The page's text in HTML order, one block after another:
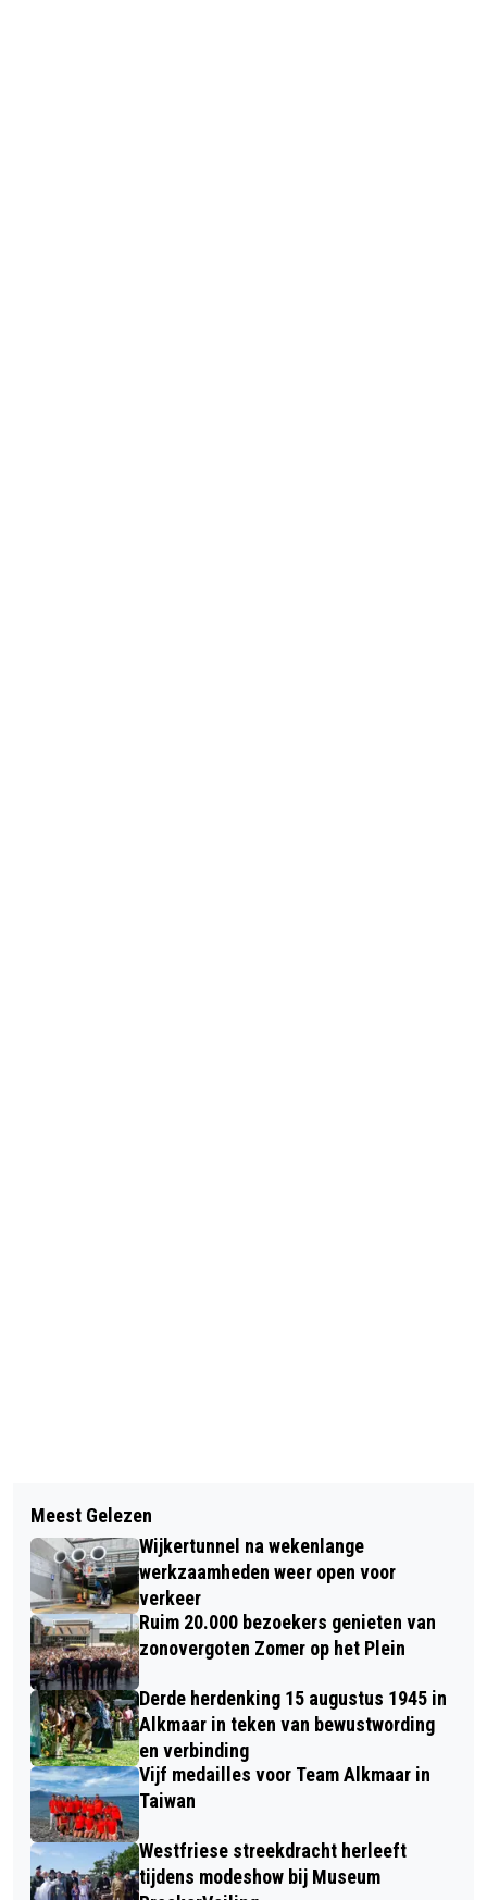
HOE MAAK IK EEN ONDERNEMING IN
ALKMAAR DUURZAAM?
DE PIJP UIT: 1E ROOKVERBOD OOIT
AL RUIM VIER EEUWEN OUD
Meest Gelezen
Wijkertunnel na wekenlange
werkzaamheden weer open voor
verkeer
Ruim 20.000 bezoekers genieten van
zonovergoten Zomer op het Plein
Derde herdenking 15 augustus 1945 in
Alkmaar in teken van bewustwording
en verbinding
Vijf medailles voor Team Alkmaar in
Taiwan
Westfriese streekdracht herleeft
tijdens modeshow bij Museum